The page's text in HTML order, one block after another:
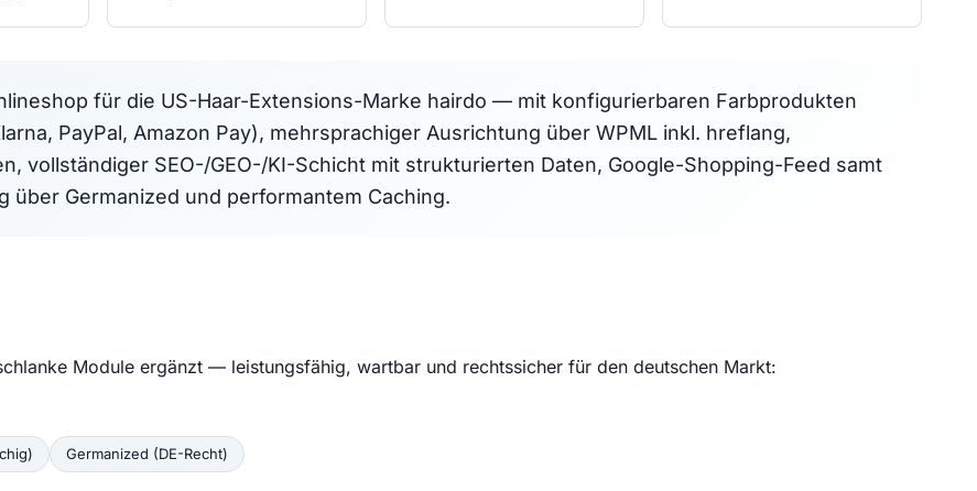
für die US-Haar-Extensions-Marke hairdo — mit konfigurierbaren Farbprodukten
PayPal, Amazon Pay), mehrsprachiger Ausrichtung über WPML inkl. hreflang,
vollständiger SEO-/GEO-/KI-Schicht mit strukturierten Daten, Google-Shopping-Feed samt
Germanized und performantem Caching.
Module ergänzt — leistungsfähig, wartbar und rechtssicher für den deutschen Markt:
Germanized (DE-Recht)